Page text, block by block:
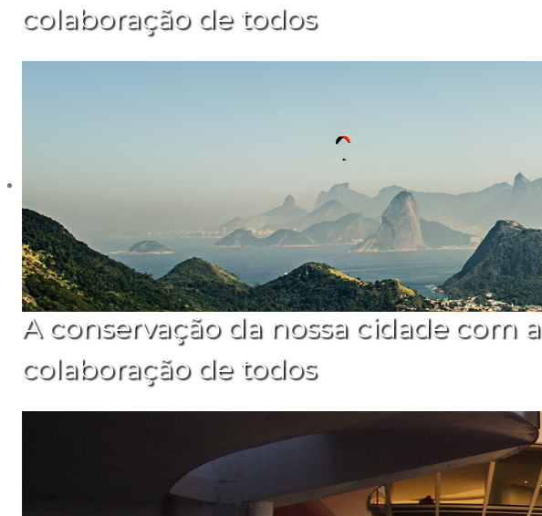
colaboração de todos
A conservação da nossa cidade com a
colaboração de todos